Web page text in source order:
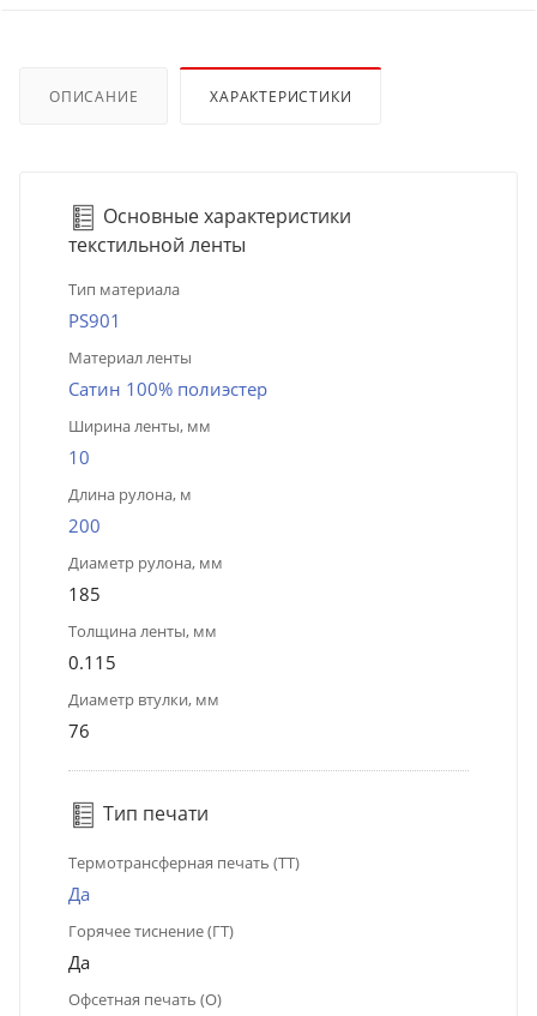
ОПИСАНИЕ ХАРАКТЕРИСТИКИ
Основные характеристики
текстильной ленты
Тип материала
PS901
Материал ленты
Сатин 100% полиэстер
Ширина ленты, мм
10
Длина рулона, м
200
Диаметр рулона, мм
185
Толщина ленты, мм
0.115
Диаметр втулки, мм
76
Тип печати
Термотрансферная печать (ТТ)
Да
Горячее тиснение (ГТ)
Да
Офсетная печать (О)